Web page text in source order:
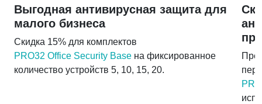
Выгодная антивирусная защита для
малого бизнеса
Скидка 15% для комплектов
PRO32 Office Security Base на фиксированное
количество устройств 5, 10, 15, 20.